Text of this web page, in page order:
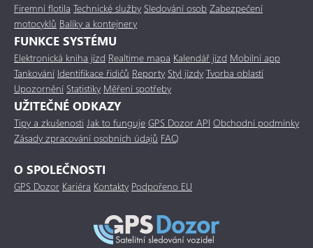
Firemní flotila Technické služby Sledování osob Zabezpečení
motocyklů Balíky a kontejnery
FUNKCE SYSTÉMU
Elektronická kniha jízd Realtime mapa Kalendář jízd Mobilní app
Tankování Identifikace řidičů Reporty Styl jízdy Tvorba oblastí
Upozornění Statistiky Měření spotřeby
UŽITEČNÉ ODKAZY
Tipy a zkušenosti Jak to funguje GPS Dozor API Obchodní podmínky
Zásady zpracování osobních údajů FAQ
O SPOLEČNOSTI
GPS Dozor Kariéra Kontakty Podpořeno EU